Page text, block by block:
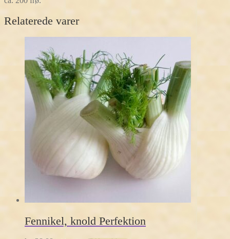
Relaterede varer
Fennikel, knold Perfektion